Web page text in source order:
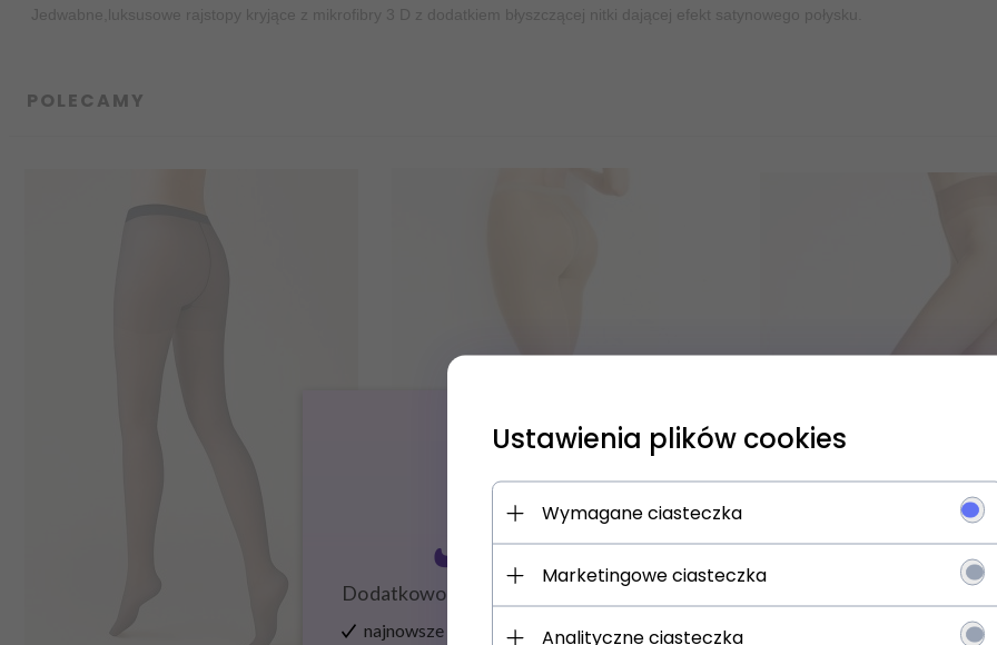
Jedwabne,luksusowe rajstopy kryjące z mikrofibry 3 D z dodatkiem błyszczącej nitki dającej efekt satynowego połysku.
POLECAMY
Ustawienia plików cookies
Wymagane ciasteczka
Marketingowe ciasteczka
Analityczne ciasteczka
Zapisz się NA newsletter i odbierz
Dodatkowo zyskujesz:
najnowsze wieści o promocjach i rabatach